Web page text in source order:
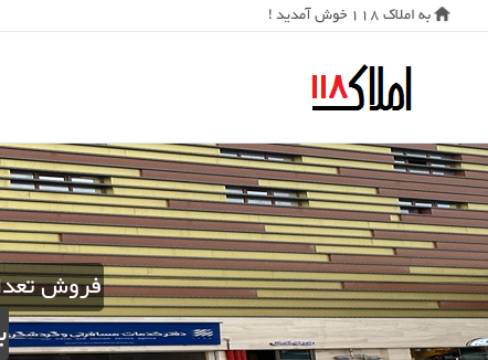
به املاک 118 خوش آمدید !
فروش